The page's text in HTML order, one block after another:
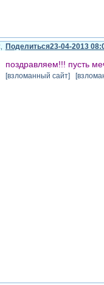
Поделиться23-04-2013
поздравляем!!! пусть
[взломанный сайт]